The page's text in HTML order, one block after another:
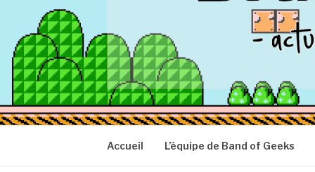
BAND OF
Actu Geek d'hier et d'aujourd'hui
Accueil L’équipe de Band of Geeks